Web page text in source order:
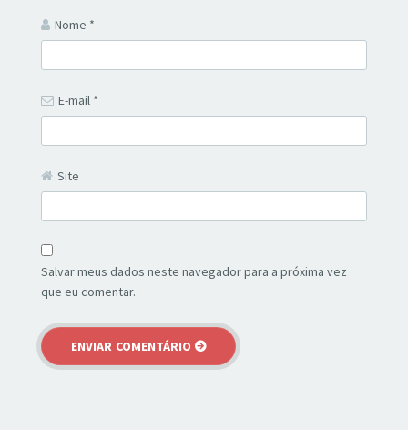
Nome *
E-mail *
Site
Salvar meus dados neste navegador para a próxima vez
que eu comentar.